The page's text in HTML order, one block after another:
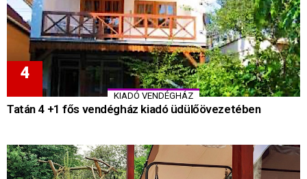
KIADÓ VENDÉGHÁZ
Tatán 4 +1 fős vendégház kiadó üdülőövezetében